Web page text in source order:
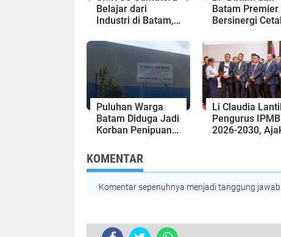
Belajar dari
Industri di Batam,
Siap Kerja Era
Batam Premier
Bersinergi
Sepak Bola
Puluhan Warga
Batam Diduga Jadi
Korban Penipuan
Miliaran Rupiah,
Laporan ke Polda
Kepri Jalan di
Tempat?
Li Claudia
Pengurus IPMB
2026-2030,
Batam
KOMENTAR
Komentar sepenuhnya menjadi tanggung